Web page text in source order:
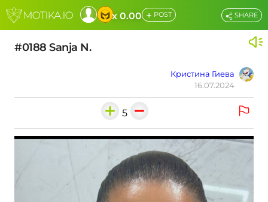
x 0.00 + POST
#0188 Sanja N.
Кристина Гиева
16.07.2024
SHARE
5